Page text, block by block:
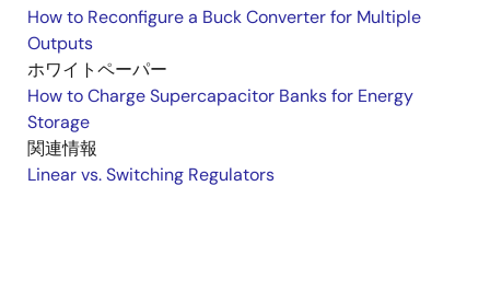
How to Reconfigure a Buck Converter for Multiple
Outputs
ホワイトペーパー
How to Charge Supercapacitor Banks for Energy
Storage
関連情報
Linear vs. Switching Regulators